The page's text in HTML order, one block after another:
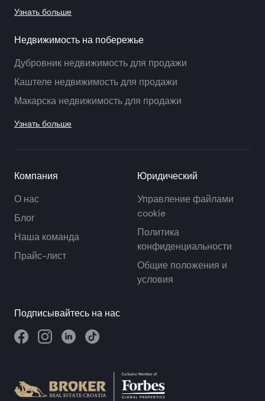
Узнать больше
Недвижимость на побережье
Дубровник недвижимость для продажи
Каштеле недвижимость для продажи
Макарска недвижимость для продажи
Узнать больше
Компания
О нас
Блог
Наша команда
Прайс-лист
Юридический
Управление файлами
cookie
Политика
конфиденциальности
Общие положения и
условия
Подписывайтесь на нас